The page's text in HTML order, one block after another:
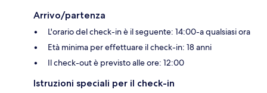
Arrivo/partenza
L'orario del check-in è il seguente: 14:00-a qualsiasi ora
Età minima per effettuare il check-in: 18 anni
Il check-out è previsto alle ore: 12:00
Istruzioni speciali per il check-in